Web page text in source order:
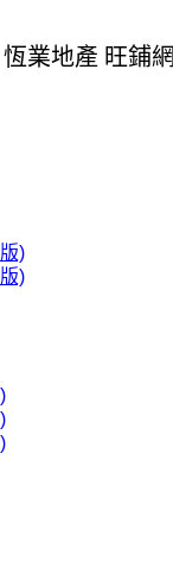
恆業地產 旺鋪網
)
)